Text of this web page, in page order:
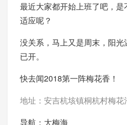
最近大家都开始上班了吧，
适应呢？
没关系，马上又是周末，阳
已开。
快去闻2018第一阵梅花香！
地址：安吉杭垓镇桐杭村梅花
导航：大梅海